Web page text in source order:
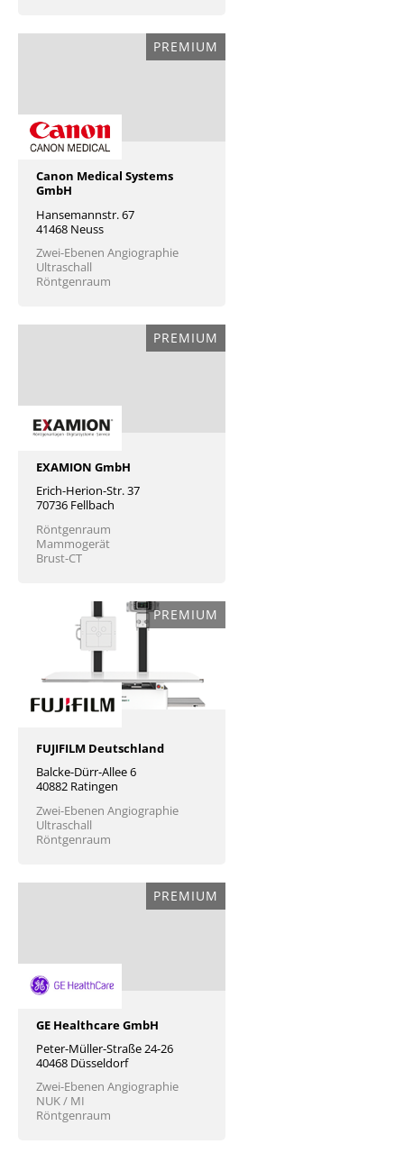
PREMIUM
Canon Medical Systems
GmbH
Hansemannstr. 67
41468 Neuss
Zwei-Ebenen Angiographie
Ultraschall
Röntgenraum
PREMIUM
EXAMION GmbH
Erich-Herion-Str. 37
70736 Fellbach
Röntgenraum
Mammogerät
Brust-CT
PREMIUM
FUJIFILM Deutschland
Balcke-Dürr-Allee 6
40882 Ratingen
Zwei-Ebenen Angiographie
Ultraschall
Röntgenraum
PREMIUM
GE Healthcare GmbH
Peter-Müller-Straße 24-26
40468 Düsseldorf
Zwei-Ebenen Angiographie
NUK / MI
Röntgenraum